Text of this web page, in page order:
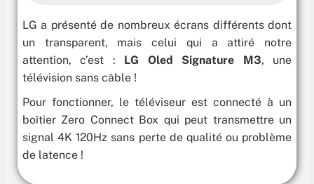
LG a présenté de nombreux écrans différents dont
un transparent, mais celui qui a attiré notre
attention, c’est : LG Oled Signature M3, une
télévision sans câble !
Pour fonctionner, le téléviseur est connecté à un
boîtier Zero Connect Box qui peut transmettre un
signal 4K 120Hz sans perte de qualité ou problème
de latence !